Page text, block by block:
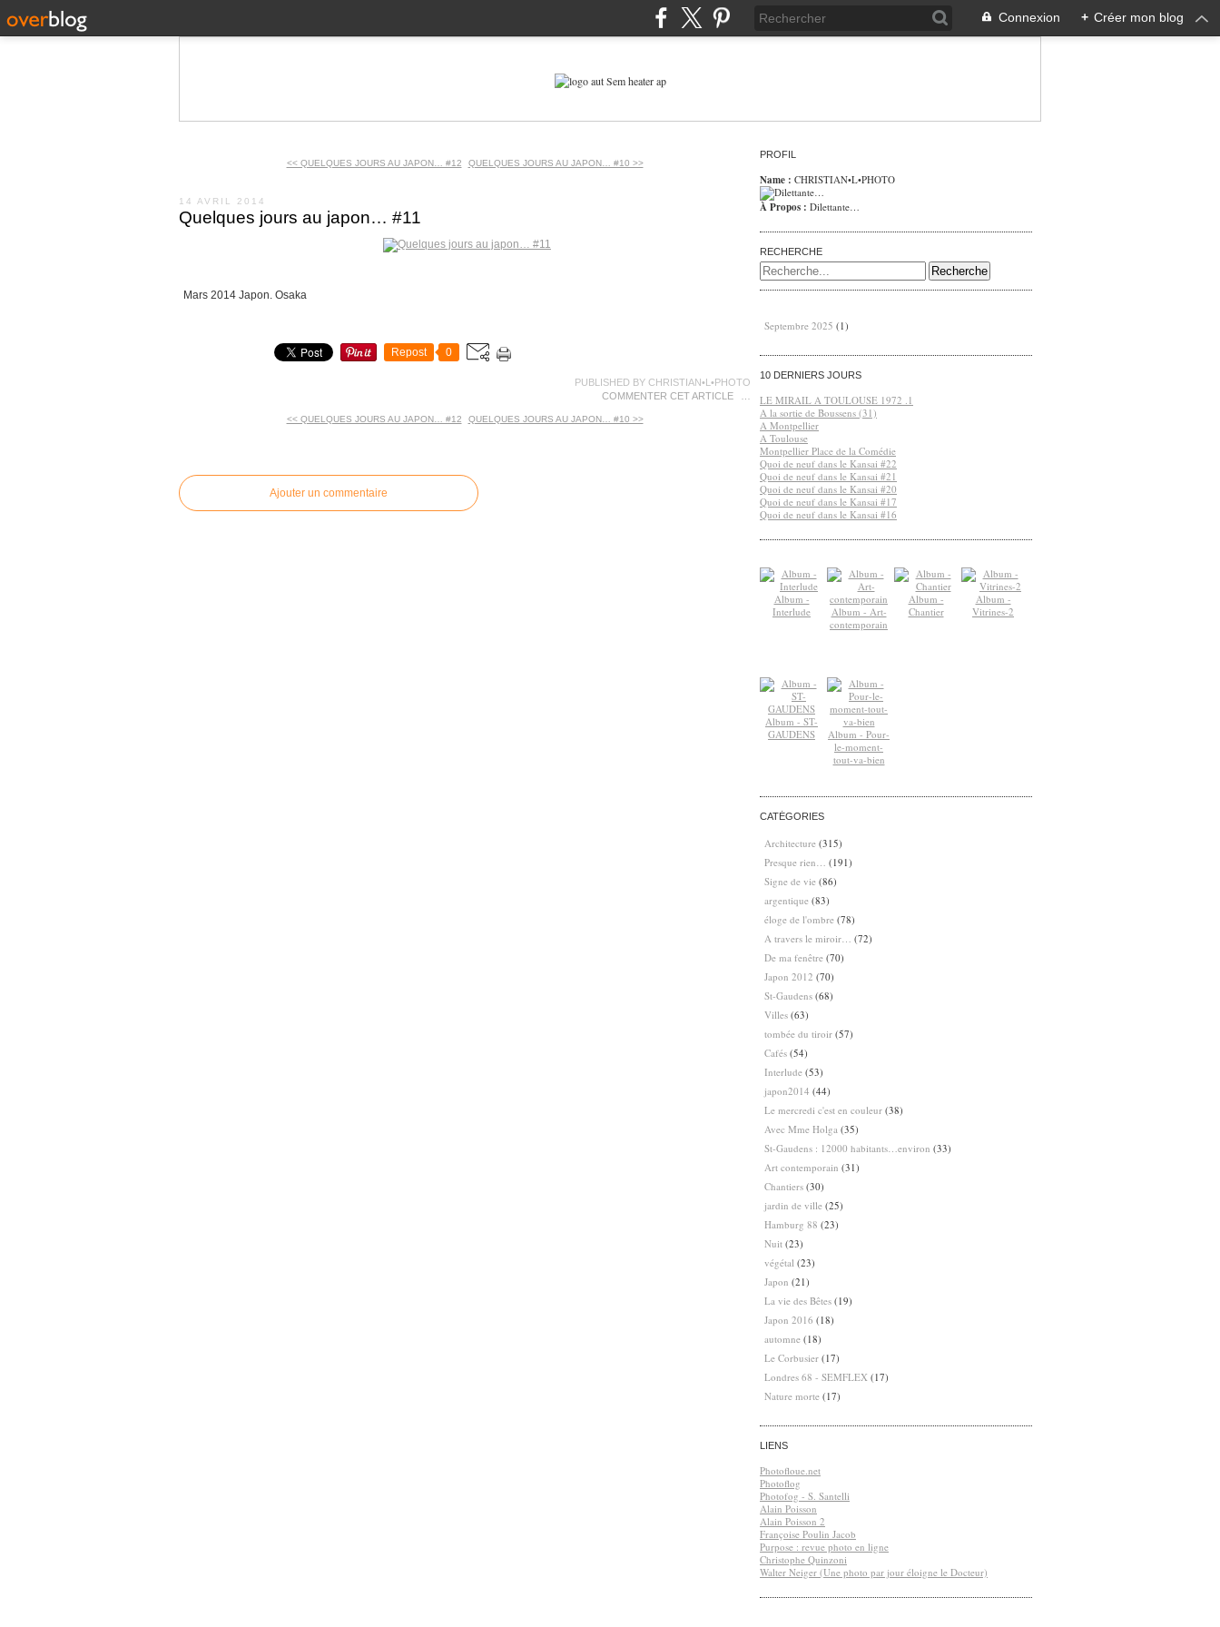
Connexion + Créer mon blog
<< QUELQUES JOURS AU JAPON… #12 QUELQUES JOURS AU JAPON… #10 >>
14 AVRIL 2014
Quelques jours au japon… #11
Mars 2014 Japon. Osaka
Repost 0
PUBLISHED BY CHRISTIAN•L•PHOTO
COMMENTER CET ARTICLE
<< QUELQUES JOURS AU JAPON… #12 QUELQUES JOURS AU JAPON… #10 >>
Ajouter un commentaire
PROFIL
Name : CHRISTIAN•L•PHOTO
À Propos : Dilettante…
RECHERCHE
Septembre 2025 (1)
10 DERNIERS JOURS
LE MIRAIL A TOULOUSE 1972 .1
A la sortie de Boussens (31)
A Montpellier
A Toulouse
Montpellier Place de la Comédie
Quoi de neuf dans le Kansai #22
Quoi de neuf dans le Kansai #21
Quoi de neuf dans le Kansai #20
Quoi de neuf dans le Kansai #17
Quoi de neuf dans le Kansai #16
Album -
Interlude
Album - Art-
contemporain
Album -
Chantier
Album -
Vitrines-2
Album - ST-
GAUDENS
Album - Pour-
le-moment-
tout-va-bien
CATÉGORIES
Architecture (315)
Presque rien…
(191)
Signe de vie (86)
argentique (83)
éloge de l'ombre (78)
A travers le miroir…
(72)
De ma fenêtre (70)
Japon 2012 (70)
St-Gaudens (68)
Villes (63)
tombée du tiroir (57)
Cafés (54)
Interlude (53)
japon2014 (44)
Le mercredi c'est en couleur (38)
Avec Mme Holga (35)
St-Gaudens : 12000 habitants…environ (33)
Art contemporain (31)
Chantiers (30)
jardin de ville (25)
Hamburg 88 (23)
Nuit (23)
végétal (23)
Japon (21)
La vie des Bêtes (19)
Japon 2016 (18)
automne (18)
Le Corbusier (17)
Londres 68 - SEMFLEX (17)
Nature morte (17)
LIENS
Photofloue.net
Photoflog
Photofog - S. Santelli
Alain Poisson
Alain Poisson 2
Françoise Poulin Jacob
Purpose : revue photo en ligne
Christophe Quinzoni
Walter Neiger (Une photo par jour éloigne le Docteur)